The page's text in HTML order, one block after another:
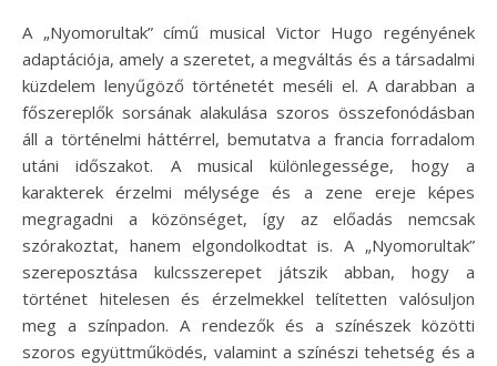
A „Nyomorultak” című musical Victor Hugo regényének
adaptációja, amely a szeretet, a megváltás és a társadalmi
küzdelem lenyűgöző történetét meséli el. A darabban a
főszereplők sorsának alakulása szoros összefonódásban
áll a történelmi háttérrel, bemutatva a francia forradalom
utáni időszakot. A musical különlegessége, hogy a
karakterek érzelmi mélysége és a zene ereje képes
megragadni a közönséget, így az előadás nemcsak
szórakoztat, hanem elgondolkodtat is. A „Nyomorultak”
szereposztása kulcsszerepet játszik abban, hogy a
történet hitelesen és érzelmekkel telítetten valósuljon
meg a színpadon. A rendezők és a színészek közötti
szoros együttműködés, valamint a színészi tehetség és a